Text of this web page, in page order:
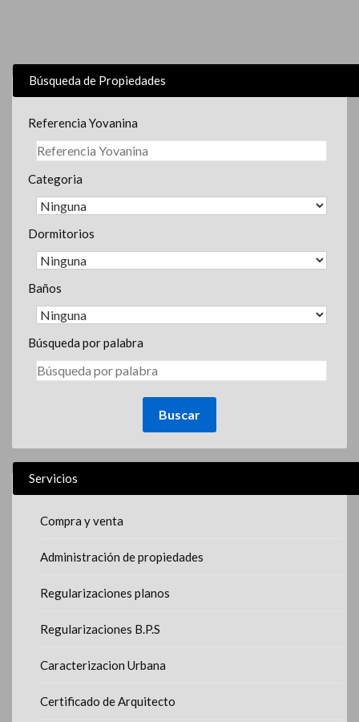
Búsqueda de Propiedades
Referencia Yovanina
Categoria
Dormitorios
Baños
Búsqueda por palabra
Servicios
Compra y venta
Administración de propiedades
Regularizaciones planos
Regularizaciones B.P.S
Caracterizacion Urbana
Certificado de Arquitecto